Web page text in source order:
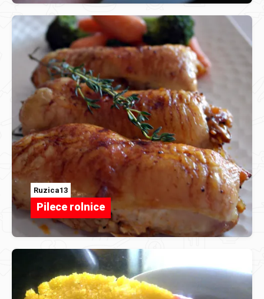
Ruzica13
Pilece rolnice